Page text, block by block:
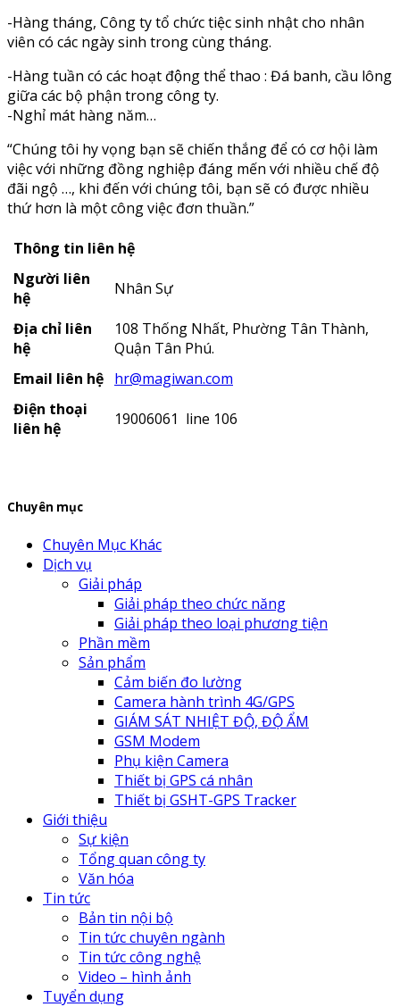
-Hàng tháng, Công ty tổ chức tiệc sinh nhật cho nhân
viên có các ngày sinh trong cùng tháng.
-Hàng tuần có các hoạt động thể thao : Đá banh, cầu lông
giữa các bộ phận trong công ty.
-Nghỉ mát hàng năm…
“Chúng tôi hy vọng bạn sẽ chiến thắng để có cơ hội làm
việc với những đồng nghiệp đáng mến với nhiều chế độ
đãi ngộ …, khi đến với chúng tôi, bạn sẽ có được nhiều
thứ hơn là một công việc đơn thuần.”
Thông tin liên hệ
Người liên
hệ
Nhân Sự
Địa chỉ liên
hệ
108 Thống Nhất, Phường Tân Thành,
Quận Tân Phú.
Email liên hệ hr@magiwan.com
Điện thoại
liên hệ
19006061 line 106
Chuyên mục
Chuyên Mục Khác
Dịch vụ
Giải pháp
Giải pháp theo chức năng
Giải pháp theo loại phương tiện
Phần mềm
Sản phẩm
Cảm biến đo lường
Camera hành trình 4G/GPS
GIÁM SÁT NHIỆT ĐỘ, ĐỘ ẨM
GSM Modem
Phụ kiện Camera
Thiết bị GPS cá nhân
Thiết bị GSHT-GPS Tracker
Giới thiệu
Sự kiện
Tổng quan công ty
Văn hóa
Tin tức
Bản tin nội bộ
Tin tức chuyên ngành
Tin tức công nghệ
Video – hình ảnh
Tuyển dụng